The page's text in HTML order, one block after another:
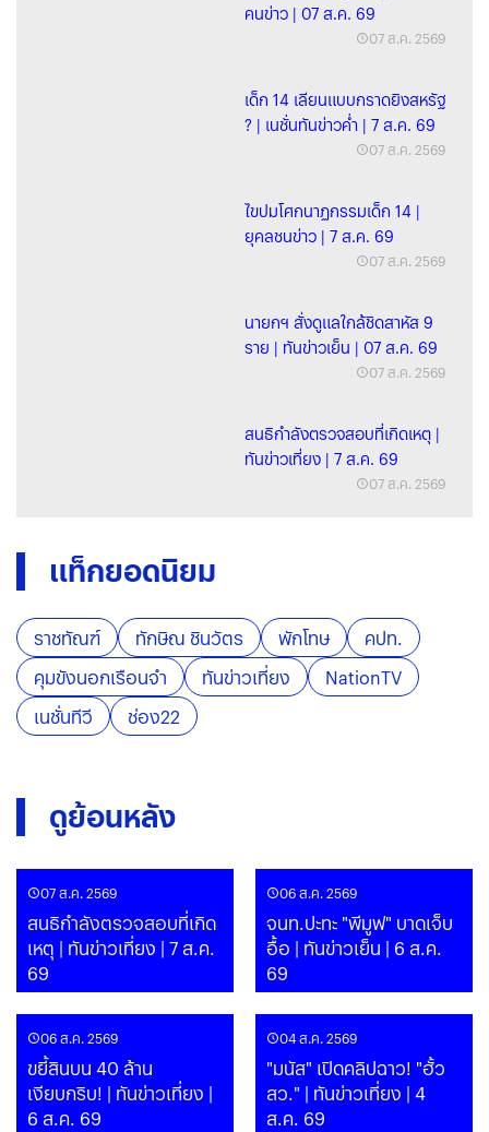
คนข่าว | 07 ส.ค. 69
07 ส.ค. 2569
เด็ก 14 เลียนแบบกราดยิงสหรัฐ
? | เนชั่นทันข่าวค่ำ | 7 ส.ค. 69
07 ส.ค. 2569
ไขปมโศกนาฏกรรมเด็ก 14 |
ยุคลชนข่าว | 7 ส.ค. 69
07 ส.ค. 2569
นายกฯ สั่งดูแลใกล้ชิดสาหัส 9
ราย | ทันข่าวเย็น | 07 ส.ค. 69
07 ส.ค. 2569
สนธิกำลังตรวจสอบที่เกิดเหตุ |
ทันข่าวเที่ยง | 7 ส.ค. 69
07 ส.ค. 2569
แท็กยอดนิยม
ราชทัณฑ์ ทักษิณ ชินวัตร พักโทษ
คปท.
คุมขังนอกเรือนจำ
ทันข่าวเที่ยง
NationTV
เนชั่นทีวี
ช่อง22
ดูย้อนหลัง
07 ส.ค. 2569
สนธิกำลังตรวจสอบที่เกิด
เหตุ | ทันข่าวเที่ยง | 7 ส.ค.
69
06 ส.ค. 2569
จนท.ปะทะ "พีมูฟ" บาดเจ็บ
อื้อ | ทันข่าวเย็น | 6 ส.ค.
69
06 ส.ค. 2569
ขยี้สินบน 40 ล้าน
เงียบกริบ! | ทันข่าวเที่ยง |
6 ส.ค. 69
04 ส.ค. 2569
"มนัส" เปิดคลิปฉาว! "ฮั้ว
สว." | ทันข่าวเที่ยง | 4
ส.ค. 69